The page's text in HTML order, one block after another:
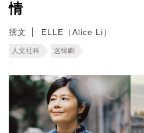
情
撰文 ELLE（Alice Li）
人文社科 迷韓劇